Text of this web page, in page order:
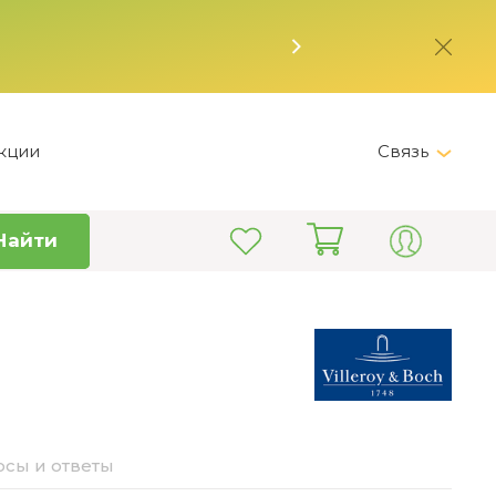
Связь
+7 (495) 150-82-28
info@kitchen-master.ru
и ответы